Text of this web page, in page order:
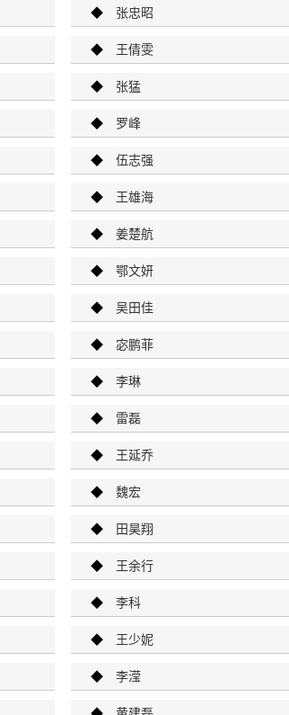
◆ 张忠昭
◆ 王倩雯
◆ 张猛
◆ 罗峰
◆伍志强
◆ 王雄海
◆姜楚航
◆鄂文妍
◆吴田佳
◆宓鹏菲
◆李琳
◆ 雷磊
◆ 王延乔
◆魏宏
◆ 田昊翔
◆ 王余行
◆李科
◆ 王少妮
◆李滢